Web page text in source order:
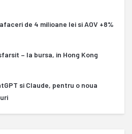
de 4 milioane lei si AOV +8%
– la bursa, in Hong Kong
si Claude, pentru o noua